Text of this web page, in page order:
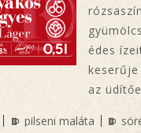
édes
az
pilseni maláta